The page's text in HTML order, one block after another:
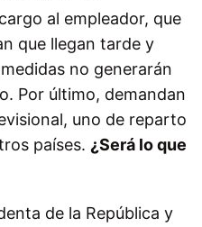
al empleador, que
que llegan tarde y
no generarán
Por último, demandan
uno de reparto
países. ¿Será lo que
de la República y